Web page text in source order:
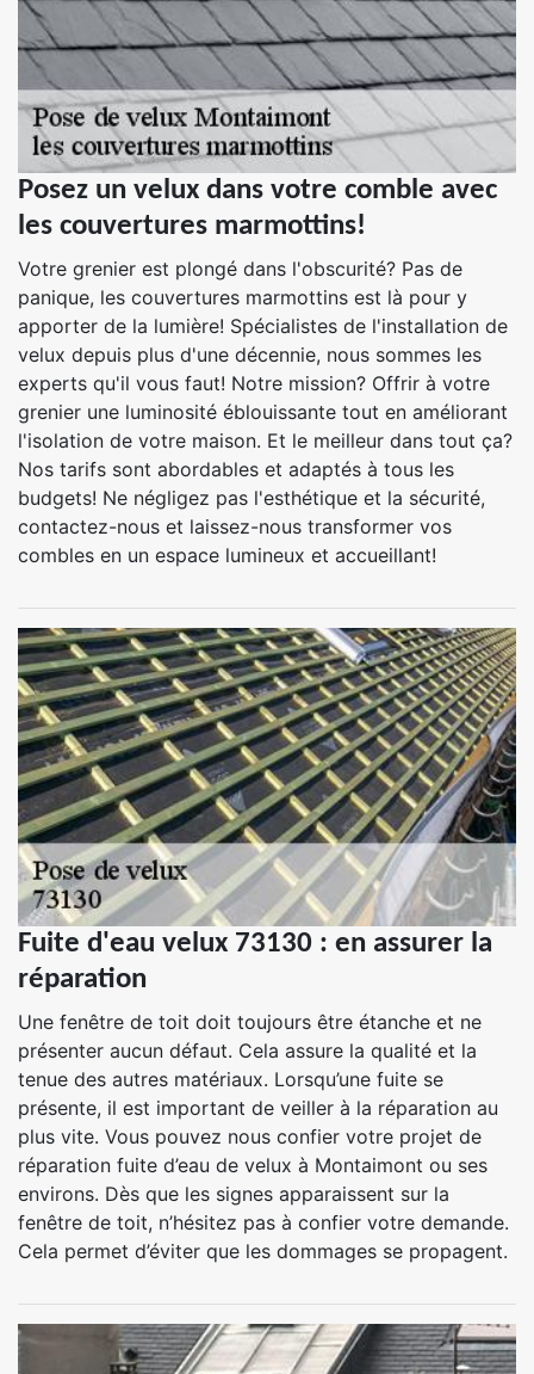
Posez un velux dans votre comble avec
les couvertures marmottins!
Votre grenier est plongé dans l'obscurité? Pas de
panique, les couvertures marmottins est là pour y
apporter de la lumière! Spécialistes de l'installation de
velux depuis plus d'une décennie, nous sommes les
experts qu'il vous faut! Notre mission? Offrir à votre
grenier une luminosité éblouissante tout en améliorant
l'isolation de votre maison. Et le meilleur dans tout ça?
Nos tarifs sont abordables et adaptés à tous les
budgets! Ne négligez pas l'esthétique et la sécurité,
contactez-nous et laissez-nous transformer vos
combles en un espace lumineux et accueillant!
Fuite d'eau velux 73130 : en assurer la
réparation
Une fenêtre de toit doit toujours être étanche et ne
présenter aucun défaut. Cela assure la qualité et la
tenue des autres matériaux. Lorsqu’une fuite se
présente, il est important de veiller à la réparation au
plus vite. Vous pouvez nous confier votre projet de
réparation fuite d’eau de velux à Montaimont ou ses
environs. Dès que les signes apparaissent sur la
fenêtre de toit, n’hésitez pas à confier votre demande.
Cela permet d’éviter que les dommages se propagent.